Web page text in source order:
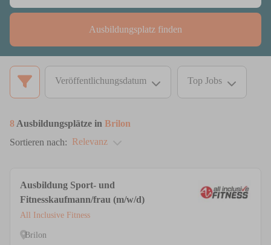
Ausbildungsplatz finden
Veröffentlichungsdatum Top Jobs
8 Ausbildungsplätze in Brilon
Sortieren nach: Relevanz
Ausbildung Sport- und
Fitnesskaufmann/frau (m/w/d)
All Inclusive Fitness
Brilon